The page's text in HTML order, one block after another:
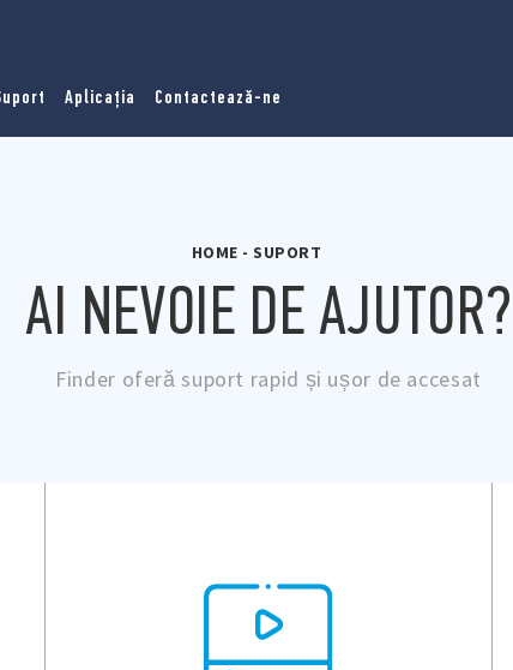
Aplicația Contactează-ne
HOME -SUPORT
AI NEVOIE DE AJUTOR?
Finder oferă suport rapid și ușor de accesat